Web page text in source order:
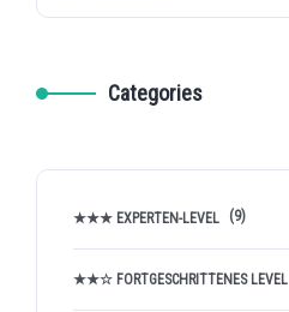
Categories
★★★ EXPERTEN-LEVEL (9)
★★☆ FORTGESCHRITTENES LEVEL